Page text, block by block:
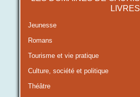
LIVRES
Jeunesse
Romans
Tourisme et vie pratique
Culture, société et politique
Théâtre